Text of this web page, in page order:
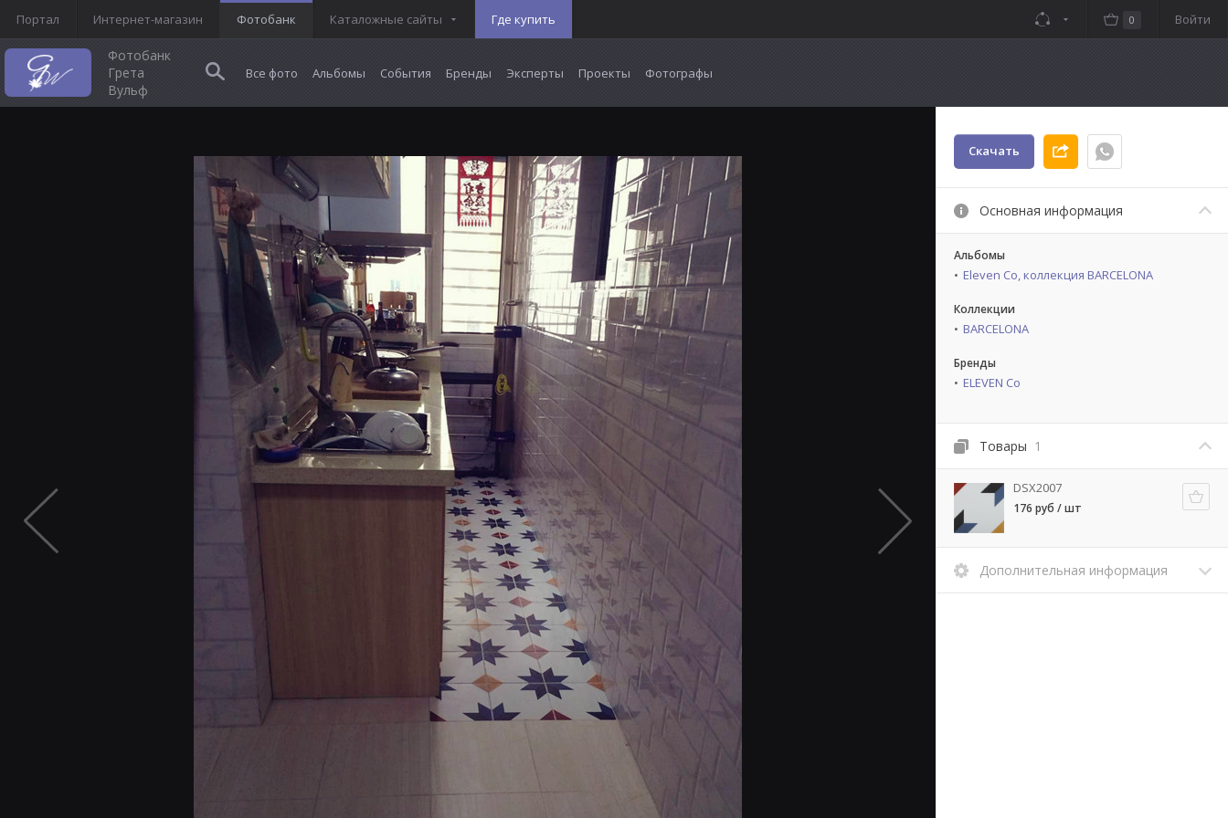
Портал Интернет-магазин Фотобанк Каталожные сайты Где купить Войти
0
Фотобанк
Грета
Вульф
Все фото Альбомы События Бренды Эксперты Проекты Фотографы
Скачать
Основная информация
Альбомы
Eleven Co, коллекция BARCELONA
Коллекции
BARCELONA
Бренды
ELEVEN Co
Товары 1
DSX2007
176 руб / шт
Дополнительная информация